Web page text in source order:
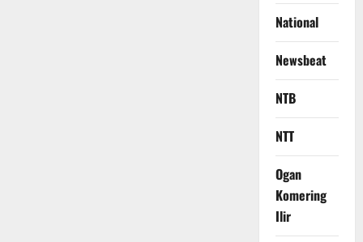
National
Newsbeat
NTB
NTT
Ogan
Komering
Ilir